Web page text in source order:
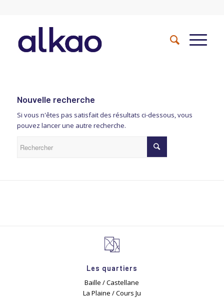
Nouvelle recherche
Si vous n'êtes pas satisfait des résultats ci-dessous, vous
pouvez lancer une autre recherche.
Les quartiers
Baille / Castellane
La Plaine / Cours Ju